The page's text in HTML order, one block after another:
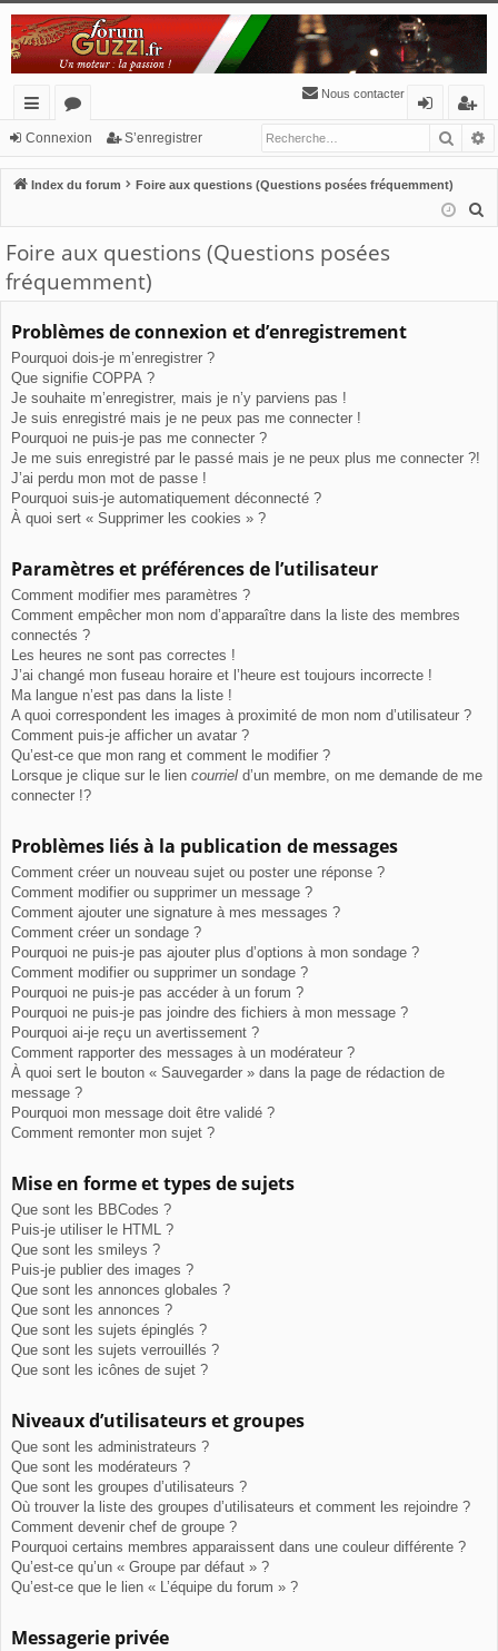
cc
ès
pi
de
or
u
Nous contacter
n
’e
nr
eg
Connexion S’enregistrer
Index du forum
Foire aux questions (Questions posées fréquemment)
Foire aux questions (Questions posées
fréquemment)
Problèmes de connexion et d’enregistrement
Pourquoi dois-je m’enregistrer ?
Que signifie COPPA ?
Je souhaite m’enregistrer, mais je n’y parviens pas !
Je suis enregistré mais je ne peux pas me connecter !
Pourquoi ne puis-je pas me connecter ?
Je me suis enregistré par le passé mais je ne peux plus me connecter ?!
J’ai perdu mon mot de passe !
Pourquoi suis-je automatiquement déconnecté ?
À quoi sert « Supprimer les cookies » ?
Paramètres et préférences de l’utilisateur
Comment modifier mes paramètres ?
Comment empêcher mon nom d’apparaître dans la liste des membres
connectés ?
Les heures ne sont pas correctes !
J’ai changé mon fuseau horaire et l’heure est toujours incorrecte !
Ma langue n’est pas dans la liste !
A quoi correspondent les images à proximité de mon nom d’utilisateur ?
Comment puis-je afficher un avatar ?
Qu’est-ce que mon rang et comment le modifier ?
Lorsque je clique sur le lien courriel d’un membre, on me demande de me
connecter !?
Problèmes liés à la publication de messages
Comment créer un nouveau sujet ou poster une réponse ?
Comment modifier ou supprimer un message ?
Comment ajouter une signature à mes messages ?
Comment créer un sondage ?
Pourquoi ne puis-je pas ajouter plus d’options à mon sondage ?
Comment modifier ou supprimer un sondage ?
Pourquoi ne puis-je pas accéder à un forum ?
Pourquoi ne puis-je pas joindre des fichiers à mon message ?
Pourquoi ai-je reçu un avertissement ?
Comment rapporter des messages à un modérateur ?
À quoi sert le bouton « Sauvegarder » dans la page de rédaction de
message ?
Pourquoi mon message doit être validé ?
Comment remonter mon sujet ?
Mise en forme et types de sujets
Que sont les BBCodes ?
Puis-je utiliser le HTML ?
Que sont les smileys ?
Puis-je publier des images ?
Que sont les annonces globales ?
Que sont les annonces ?
Que sont les sujets épinglés ?
Que sont les sujets verrouillés ?
Que sont les icônes de sujet ?
Niveaux d’utilisateurs et groupes
Que sont les administrateurs ?
Que sont les modérateurs ?
Que sont les groupes d’utilisateurs ?
Où trouver la liste des groupes d’utilisateurs et comment les rejoindre ?
Comment devenir chef de groupe ?
Pourquoi certains membres apparaissent dans une couleur différente ?
Qu’est-ce qu’un « Groupe par défaut » ?
Qu’est-ce que le lien « L’équipe du forum » ?
Messagerie privée